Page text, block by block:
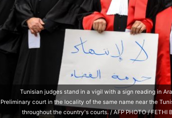
Tunisian judges stand in a vigil with a sign reading in
Preliminary court in the locality of the same name near the
throughout the country's courts. / AFP PHOTO / FETHI